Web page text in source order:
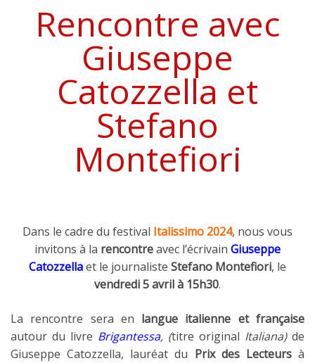
Rencontre avec
Giuseppe
Catozzella et
Stefano
Montefiori
Dans le cadre du festival Italissimo 2024, nous vous
invitons à la rencontreavec l’écrivain Giuseppe
Catozzellaet le journaliste Stefano Montefiori, le
vendredi 5 avril à 15h30.
La rencontre sera en langue italienne et française
autour du livre Brigantessa, (titre original Italiana) de
Giuseppe Catozzella, lauréat du Prix des Lecteursà